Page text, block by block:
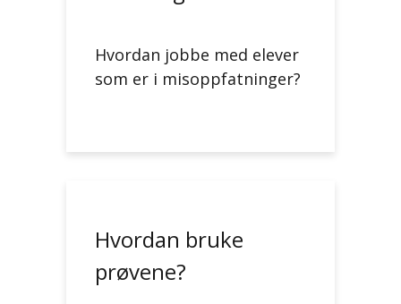
Hvordan jobbe med elever
som er i misoppfatninger?
Hvordan bruke
prøvene?